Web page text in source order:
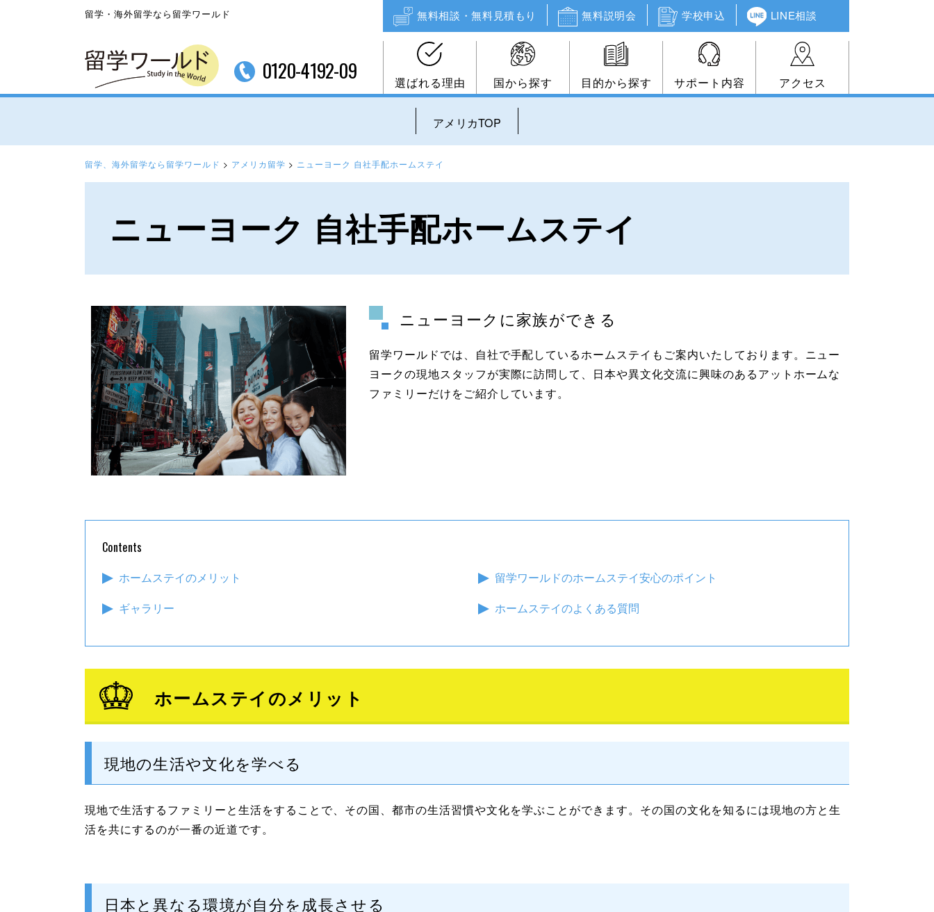
留学・海外留学なら留学ワールド 無料相談・無料見積もり 無料説明会 学校申込 LINE相談
0120-4192-09 選ばれる理由 国から探す 目的から探す サポート内容 アクセス
アメリカTOP
留学、海外留学なら留学ワールド > アメリカ留学 > ニューヨーク 自社手配ホームステイ
ニューヨーク 自社手配ホームステイ
ニューヨークに家族ができる
留学ワールドでは、自社で手配しているホームステイもご案内いたしております。ニュー
ヨークの現地スタッフが実際に訪問して、日本や異文化交流に興味のあるアットホームな
ファミリーだけをご紹介しています。
Contents
ホームステイのメリット
留学ワールドのホームステイ安心のポイント
ギャラリー
ホームステイのよくある質問
ホームステイのメリット
現地の生活や文化を学べる
現地で生活するファミリーと生活をすることで、その国、都市の生活習慣や文化を学ぶことができます。その国の文化を知るには現地の方と生
活を共にするのが一番の近道です。
日本と異なる環境が自分を成長させる